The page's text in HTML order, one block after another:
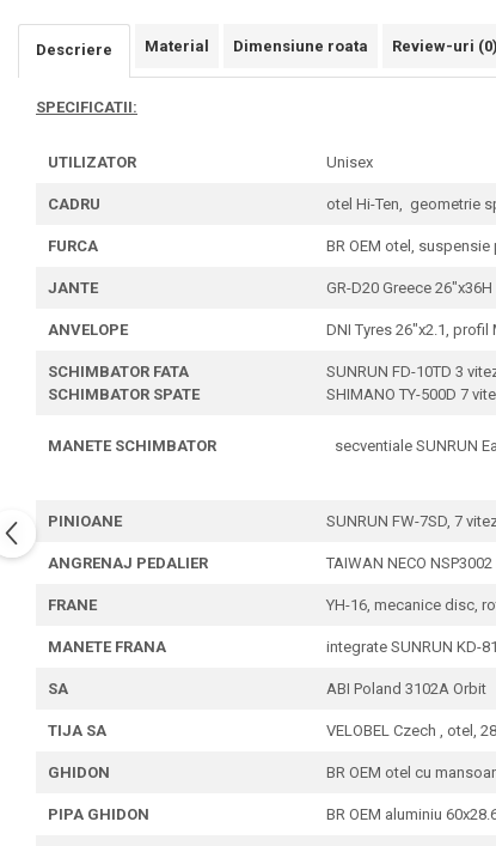
Descriere Material Dimensiune roata Review-uri (0)
SPECIFICATII:
UTILIZATOR Unisex
CADRU otel Hi-Ten, geometrie
FURCA BR OEM otel, suspensie
JANTE GR-D20 Greece
ANVELOPE DNI Tyres 26"x2.1, profil
SCHIMBATOR FATA
SCHIMBATOR SPATE
SUNRUN FD-10TD 3
SHIMANO TY-500D 7
MANETE SCHIMBATOR secventiale SUNRUN
PINIOANE SUNRUN FW-7SD, 7
ANGRENAJ PEDALIER TAIWAN NECO
FRANE YH-16, mecanice disc,
MANETE FRANA integrate SUNRUN KD-
SA ABI Poland 3102A Orbit
TIJA SA VELOBEL Czech , otel,
GHIDON BR OEM otel cu
PIPA GHIDON BR OEM aluminiu